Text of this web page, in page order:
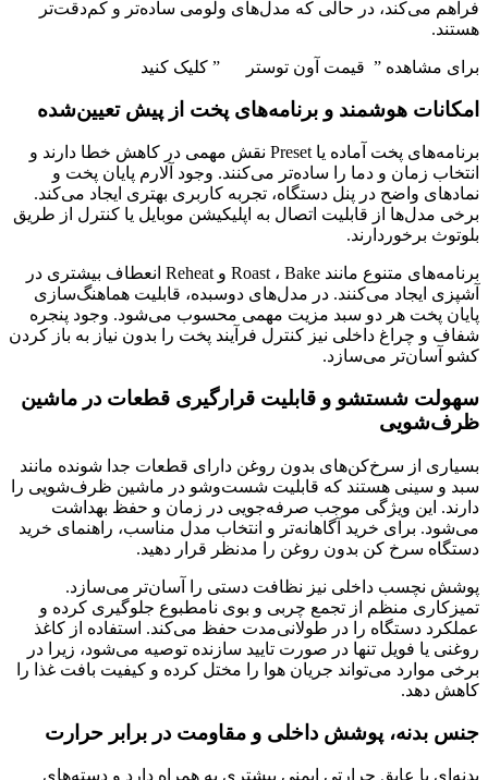
فراهم می‌کند، در حالی که مدل‌های ولومی ساده‌تر و کم‌دقت‌تر
هستند.
برای مشاهده ” قیمت آون توستر ” کلیک کنید
امکانات هوشمند و برنامه‌های پخت از پیش تعیین‌شده
برنامه‌های پخت آماده یا Preset نقش مهمی در کاهش خطا دارند و
انتخاب زمان و دما را ساده‌تر می‌کنند. وجود آلارم پایان پخت و
نمادهای واضح در پنل دستگاه، تجربه کاربری بهتری ایجاد می‌کند.
برخی مدل‌ها از قابلیت اتصال به اپلیکیشن موبایل یا کنترل از طریق
بلوتوث برخوردارند.
برنامه‌های متنوع مانند Roast ، Bake و Reheat انعطاف بیشتری در
آشپزی ایجاد می‌کنند. در مدل‌های دو‌سبده، قابلیت هماهنگ‌سازی
پایان پخت هر دو سبد مزیت مهمی محسوب می‌شود. وجود پنجره
شفاف و چراغ داخلی نیز کنترل فرآیند پخت را بدون نیاز به باز کردن
کشو آسان‌تر می‌سازد.
سهولت شستشو و قابلیت قرارگیری قطعات در ماشین
ظرف‌شویی
بسیاری از سرخ‌کن‌های بدون روغن دارای قطعات جدا شونده مانند
سبد و سینی هستند که قابلیت شست‌وشو در ماشین ظرف‌شویی را
دارند. این ویژگی موجب صرفه‌جویی در زمان و حفظ بهداشت
می‌شود. برای خرید آگاهانه‌تر و انتخاب مدل مناسب، راهنمای خرید
دستگاه سرخ کن بدون روغن را مدنظر قرار دهید.
پوشش نچسب داخلی نیز نظافت دستی را آسان‌تر می‌سازد.
تمیزکاری منظم از تجمع چربی و بوی نامطبوع جلوگیری کرده و
عملکرد دستگاه را در طولانی‌مدت حفظ می‌کند. استفاده از کاغذ
روغنی یا فویل تنها در صورت تایید سازنده توصیه می‌شود، زیرا در
برخی موارد می‌تواند جریان هوا را مختل کرده و کیفیت بافت غذا را
کاهش دهد.
جنس بدنه، پوشش داخلی و مقاومت در برابر حرارت
بدنه‌ای با عایق حرارتی ایمنی بیشتری به همراه دارد و دسته‌های